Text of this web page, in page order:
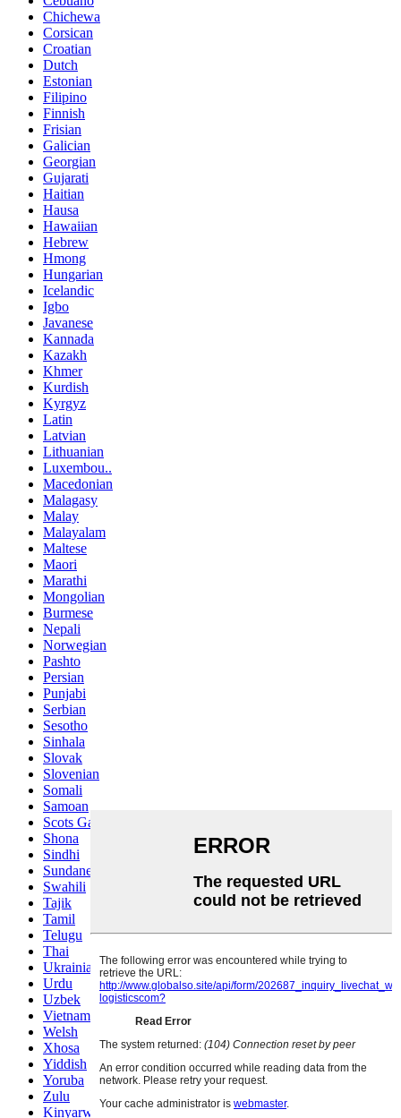
Chichewa
Corsican
Croatian
Dutch
Estonian
Filipino
Finnish
Frisian
Galician
Georgian
Gujarati
Haitian
Hausa
Hawaiian
Hebrew
Hmong
Hungarian
Icelandic
Igbo
Javanese
Kannada
Kazakh
Khmer
Kurdish
Kyrgyz
Latin
Latvian
Lithuanian
Luxembou..
Macedonian
Malagasy
Malay
Malayalam
Maltese
Maori
Marathi
Mongolian
Burmese
Nepali
Norwegian
Pashto
Persian
Punjabi
Serbian
Sesotho
Sinhala
Slovak
Slovenian
Somali
Samoan
Scots Gaelic
Shona
Sindhi
Sundanese
Swahili
Tajik
Tamil
Telugu
Thai
Ukrainian
Urdu
Uzbek
Vietnamese
Welsh
Xhosa
Yiddish
Yoruba
Zulu
Kinyarwanda